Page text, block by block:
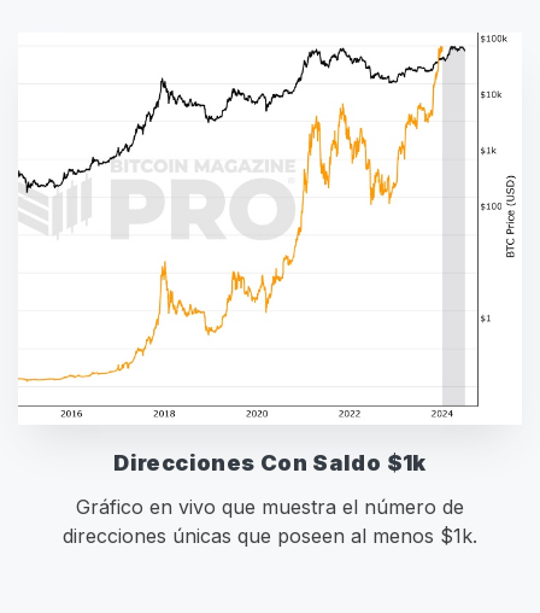
Direcciones Con Saldo $1k
Gráfico en vivo que muestra el número de
direcciones únicas que poseen al menos $1k.